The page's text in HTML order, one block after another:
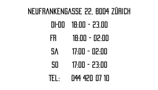
Neufrankengasse 22, 8004 Zürich
DI-DO 18:00 - 23.00
FR 18:00 - 02:00
Sa 17:00 - 02:00
SO 17:00 - 23:00
Tel: 044 420 07 10